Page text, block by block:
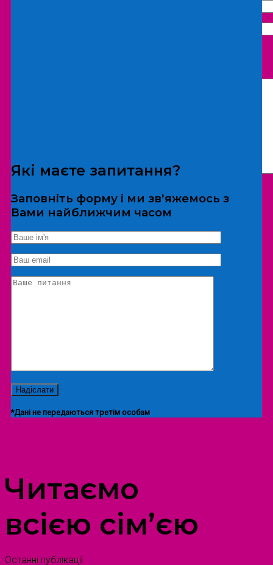
*Дані не передаються третім особам
Екскурсія/локація
Які маєте запитання?
Заповніть форму і ми зв'яжемось з
Вами найближчим часом
*Дані не передаються третім особам
Читаємо
всією сім’єю
Останні публікації